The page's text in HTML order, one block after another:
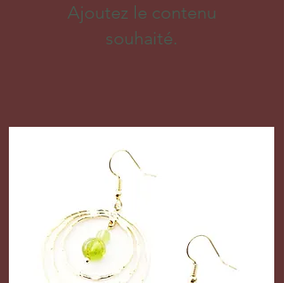
Ajoutez le contenu
souhaité.